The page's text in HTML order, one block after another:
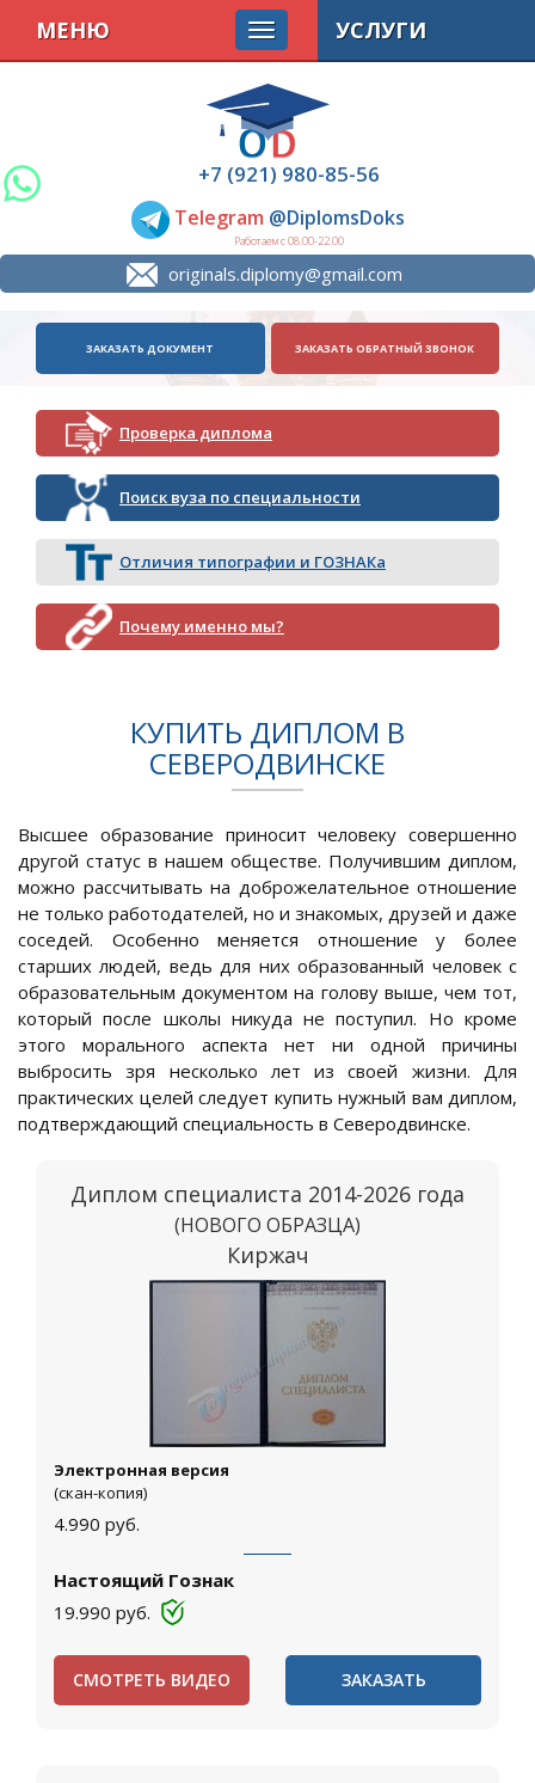
+7 (921) 980-85-56
Telegram @DiplomsDoks
Работаем с 08.00-22.00
originals.diplomy@gmail.com
МЕНЮ
ЗАКАЗАТЬ ДОКУМЕНТ ЗАКАЗАТЬ ОБРАТНЫЙ ЗВОНОК
Проверка диплома
Поиск вуза по специальности
Отличия типографии и ГОЗНАКа
Почему именно мы?
УСЛУГИ
КУПИТЬ ДИПЛОМ В
СЕВЕРОДВИНСКЕ
Высшее образование приносит человеку совершенно
другой статус в нашем обществе. Получившим диплом,
можно рассчитывать на доброжелательное отношение
не только работодателей, но и знакомых, друзей и даже
соседей. Особенно меняется отношение у более
старших людей, ведь для них образованный человек с
образовательным документом на голову выше, чем тот,
который после школы никуда не поступил. Но кроме
этого морального аспекта нет ни одной причины
выбросить зря несколько лет из своей жизни. Для
практических целей следует купить нужный вам диплом,
подтверждающий специальность в Северодвинске.
Диплом специалиста 2014-2026 года
(НОВОГО ОБРАЗЦА)
Киржач
Электронная версия
(скан-копия)
4.990 руб.
Настоящий Гознак
19.990 руб.
СМОТРЕТЬ ВИДЕО ЗАКАЗАТЬ